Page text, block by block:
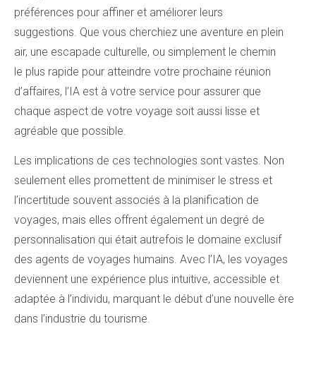
préférences pour affiner et améliorer leurs
suggestions. Que vous cherchiez une aventure en plein
air, une escapade culturelle, ou simplement le chemin
le plus rapide pour atteindre votre prochaine réunion
d’affaires, l’IA est à votre service pour assurer que
chaque aspect de votre voyage soit aussi lisse et
agréable que possible.
Les implications de ces technologies sont vastes. Non
seulement elles promettent de minimiser le stress et
l’incertitude souvent associés à la planification de
voyages, mais elles offrent également un degré de
personnalisation qui était autrefois le domaine exclusif
des agents de voyages humains. Avec l’IA, les voyages
deviennent une expérience plus intuitive, accessible et
adaptée à l’individu, marquant le début d’une nouvelle ère
dans l’industrie du tourisme.